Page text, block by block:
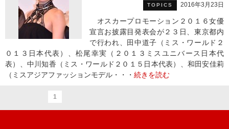
TOPICS 2016年3月23日
オスカープロモーション２０１６女優
宣言お披露目発表会が２３日、東京都内
で行われ、田中道子（ミス・ワールド２
０１３日本代表）、松尾幸実（２０１３ミスユニバース日本代
表）、中川知香（ミス・ワールド２０１５日本代表）、和田安佳莉
（ミスアジアファッションモデル・・・ 続きを読む
1